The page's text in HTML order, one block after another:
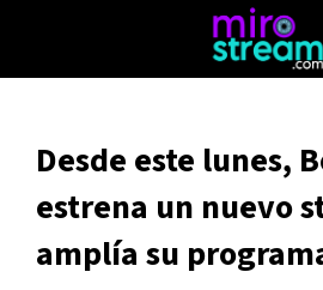
Desde este lunes,
estrena un nuevo
amplía su